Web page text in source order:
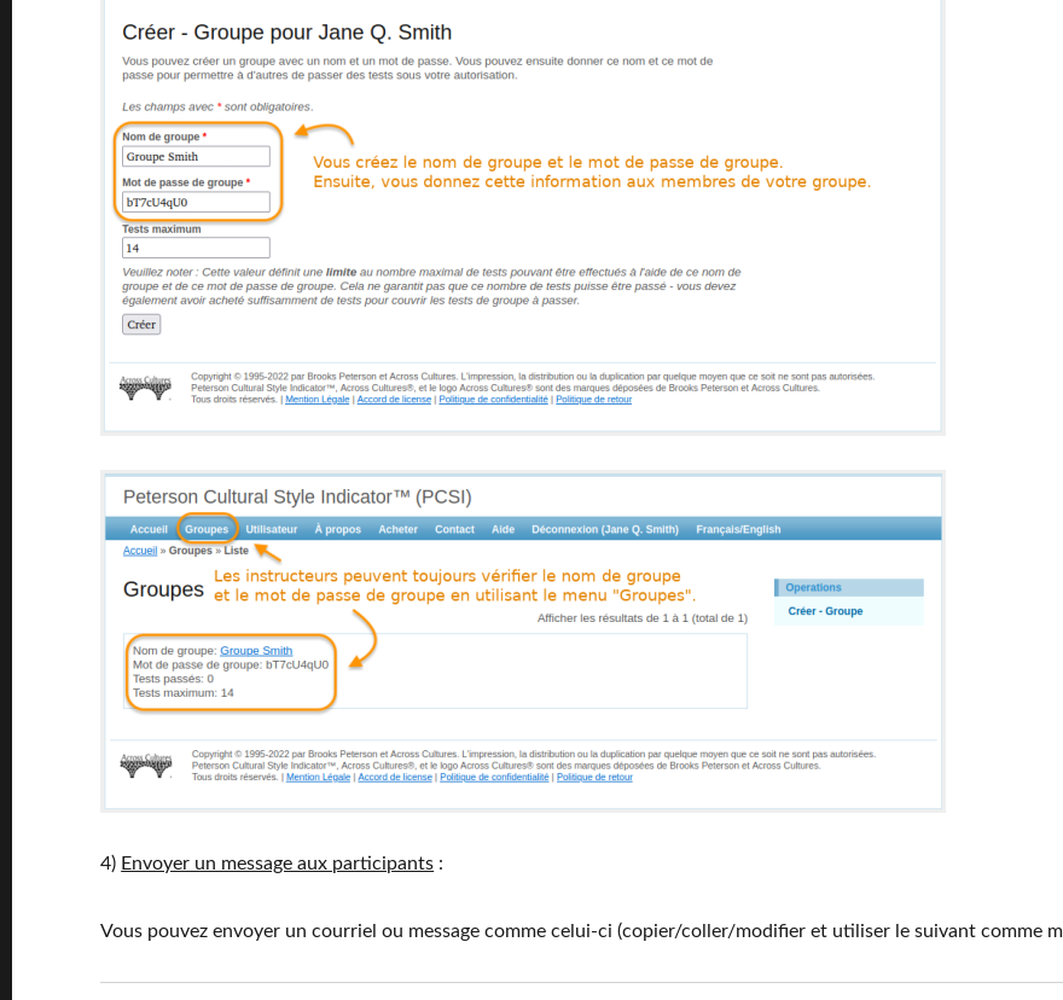
4) Envoyer un message aux participants :
Vous pouvez envoyer un courriel ou message comme celui-ci (copier/coller/modifier et utiliser le suivant comme